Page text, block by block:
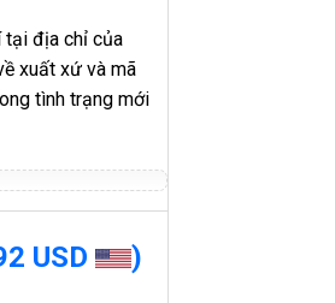
tại địa chỉ của
xuất xứ và mã
tình trạng mới
USD )